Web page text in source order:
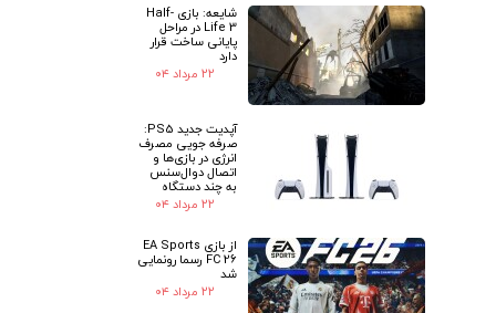
شایعه: بازی Half-
Life 3 در مراحل
پایانی ساخت قرار
دارد
۲۲ مرداد ۰۴
آپدیت جدید PS5:
صرفه جویی مصرف
انرژی در بازی‌ها و
اتصال دوال‌سنس
به چند دستگاه
۲۲ مرداد ۰۴
از بازی EA Sports
FC 26 رسما رونمایی
شد
۲۲ مرداد ۰۴